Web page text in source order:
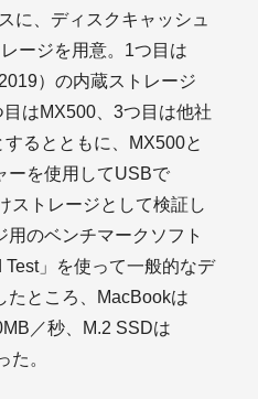
に、ディスクキャッシュ
ージを用意。1つ目は
）の内蔵ストレージ
目はMX500、3つ目は他社
るとともに、MX500と
ーを使用してUSBで
ストレージとして検証し
のベンチマークソフト
Test」を使って一般的なデ
たところ、MacBookは
／秒、M.2 SSDは
た。